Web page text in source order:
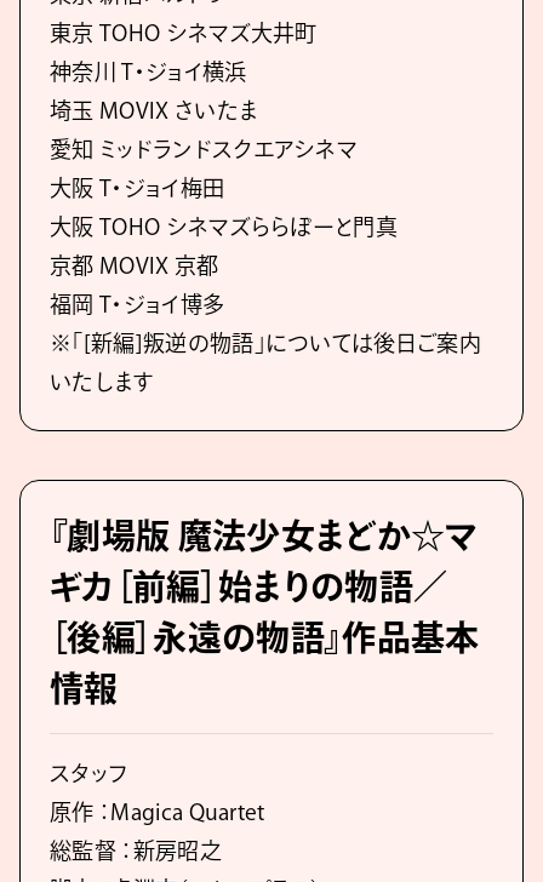
東京 TOHO シネマズ大井町
神奈川 T・ジョイ横浜
埼玉 MOVIX さいたま
愛知 ミッドランドスクエアシネマ
大阪 T・ジョイ梅田
大阪 TOHO シネマズららぽーと門真
京都 MOVIX 京都
福岡 T・ジョイ博多
※「[新編]叛逆の物語」については後日ご案内
いたします
『劇場版 魔法少女まどか☆マ
ギカ［前編］始まりの物語／
［後編］永遠の物語』作品基本
情報
スタッフ
原作 ：Magica Quartet
総監督 ：新房昭之